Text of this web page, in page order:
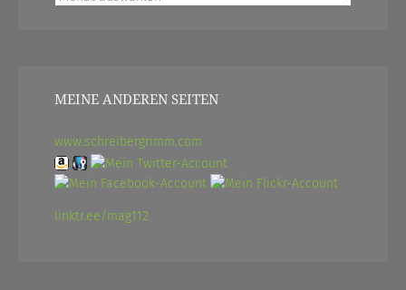
MEINE ANDEREN SEITEN
www.schreibergrimm.com
linktr.ee/mag112